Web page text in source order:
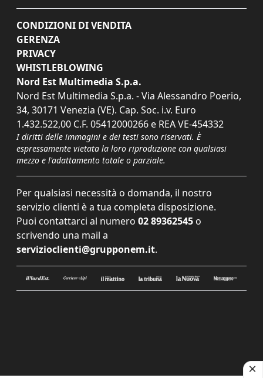
CONDIZIONI DI VENDITA
GERENZA
PRIVACY
WHISTLEBLOWING
Nord Est Multimedia S.p.a.
Nord Est Multimedia S.p.a. - Via Alessandro Poerio,
34, 30171 Venezia (VE). Cap. Soc. i.v. Euro
1.432.522,00 C.F. 05412000266 e REA VE-454332
I diritti delle immagini e dei testi sono riservati. È
espressamente vietata la loro riproduzione con qualsiasi
mezzo e l'adattamento totale o parziale.
Per qualsiasi necessità o domanda, il nostro
servizio clienti è a tua completa disposizione.
Puoi contattarci al numero 02 89362545 o
scrivendo una mail a
servizioclienti@grupponem.it.